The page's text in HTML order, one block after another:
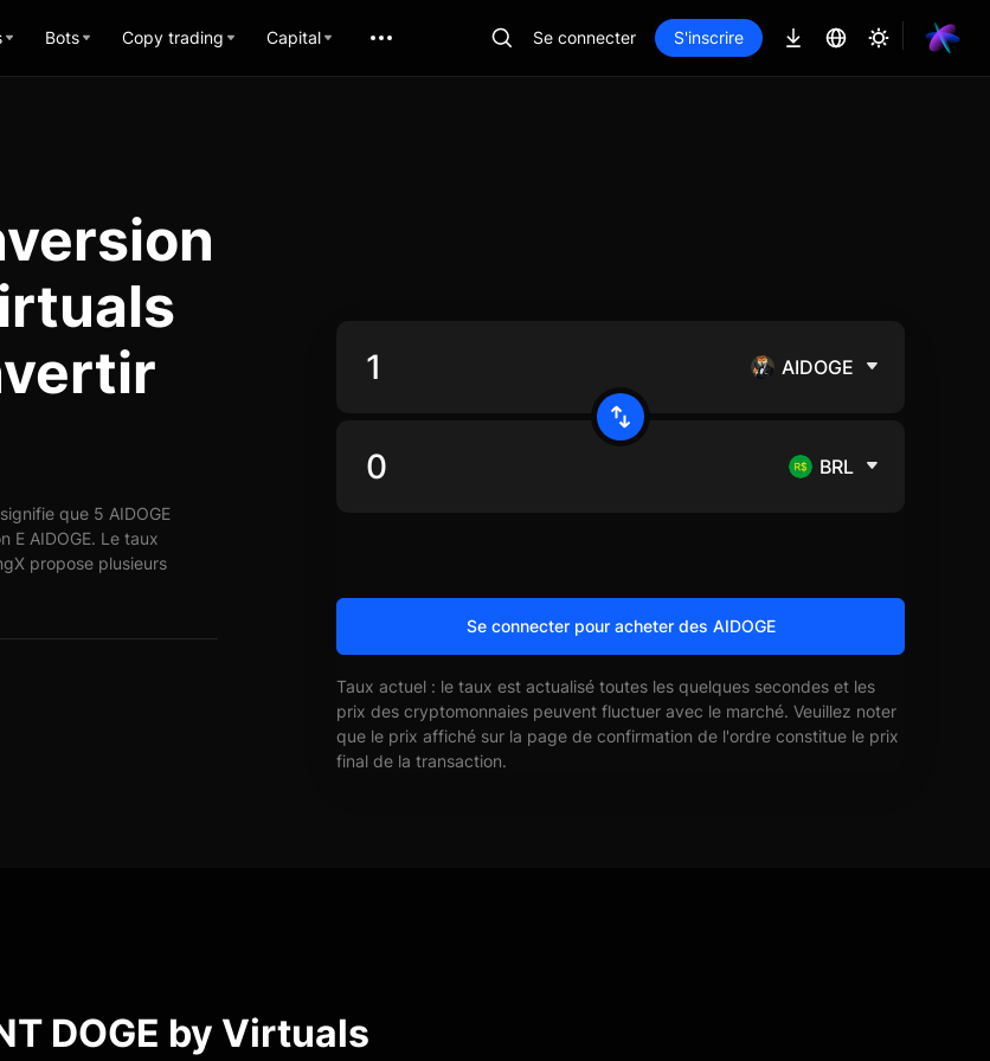
Bots Copy trading Capital Se connecter S'inscrire
que 5 AIDOGE
E AIDOGE. Le taux
propose plusieurs
AIDOGE
BRL
Se connecter pour acheter des AIDOGE
Taux actuel : le taux est actualisé toutes les quelques secondes et les
prix des cryptomonnaies peuvent fluctuer avec le marché. Veuillez noter
que le prix affiché sur la page de confirmation de l'ordre constitue le prix
final de la transaction.
DOGE by Virtuals